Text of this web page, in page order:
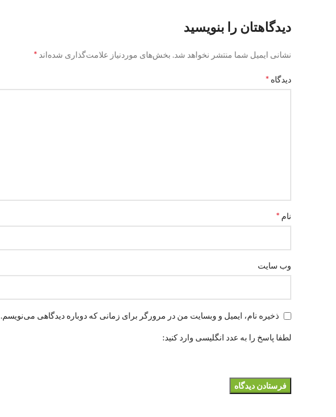
دیدگاهتان را بنویسید
نشانی ایمیل شما منتشر نخواهد شد. بخش‌های موردنیاز علامت‌گذاری شده‌اند *
دیدگاه *
نام *
وب‌ سایت
ذخیره نام، ایمیل و وبسایت من در مرورگر برای زمانی که دوباره دیدگاهی می‌نویسم.
لطفا پاسخ را به عدد انگلیسی وارد کنید: